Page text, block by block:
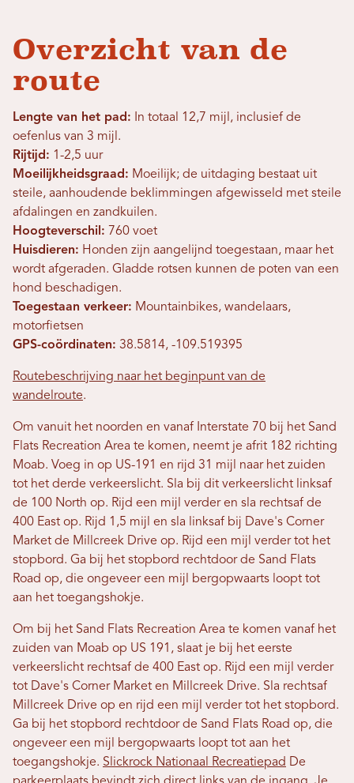
Overzicht van de
route
Lengte van het pad: In totaal 12,7 mijl, inclusief de
oefenlus van 3 mijl.
Rijtijd: 1-2,5 uur
Moeilijkheidsgraad: Moeilijk; de uitdaging bestaat uit
steile, aanhoudende beklimmingen afgewisseld met steile
afdalingen en zandkuilen.
Hoogteverschil: 760 voet
Huisdieren: Honden zijn aangelijnd toegestaan, maar het
wordt afgeraden. Gladde rotsen kunnen de poten van een
hond beschadigen.
Toegestaan ​​verkeer: Mountainbikes, wandelaars,
motorfietsen
GPS-coördinaten: 38.5814, -109.519395
Routebeschrijving naar het beginpunt van de
wandelroute.
Om vanuit het noorden en vanaf Interstate 70 bij het Sand
Flats Recreation Area te komen, neemt je afrit 182 richting
Moab. Voeg in op US-191 en rijd 31 mijl naar het zuiden
tot het derde verkeerslicht. Sla bij dit verkeerslicht linksaf
de 100 North op. Rijd een mijl verder en sla rechtsaf de
400 East op. Rijd 1,5 mijl en sla linksaf bij Dave's Corner
Market de Millcreek Drive op. Rijd een mijl verder tot het
stopbord. Ga bij het stopbord rechtdoor de Sand Flats
Road op, die ongeveer een mijl bergopwaarts loopt tot
aan het toegangshokje.
Om bij het Sand Flats Recreation Area te komen vanaf het
zuiden van Moab op US 191, slaat je bij het eerste
verkeerslicht rechtsaf de 400 East op. Rijd een mijl verder
tot Dave's Corner Market en Millcreek Drive. Sla rechtsaf
Millcreek Drive op en rijd een mijl verder tot het stopbord.
Ga bij het stopbord rechtdoor de Sand Flats Road op, die
ongeveer een mijl bergopwaarts loopt tot aan het
toegangshokje. Slickrock Nationaal Recreatiepad De